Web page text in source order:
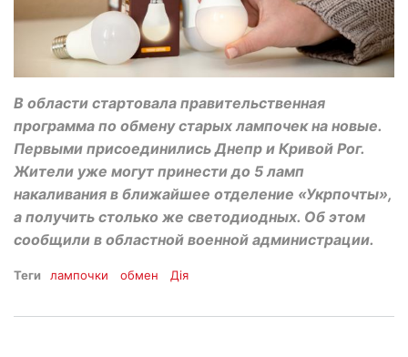
В области стартовала правительственная
программа по обмену старых лампочек на новые.
Первыми присоединились Днепр и Кривой Рог.
Жители уже могут принести до 5 ламп
накаливания в ближайшее отделение «Укрпочты»,
а получить столько же светодиодных. Об этом
сообщили в областной военной администрации.
Теги лампочки обмен Дія